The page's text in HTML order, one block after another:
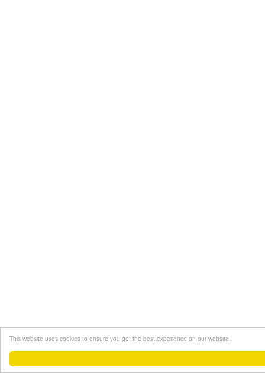
This website uses cookies to ensure you get the best experience on our website.